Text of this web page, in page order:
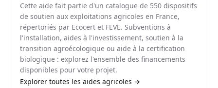
Cette aide fait partie d'un catalogue de 550 dispositifs
de soutien aux exploitations agricoles en France,
répertoriés par Ecocert et FEVE. Subventions à
l'installation, aides à l'investissement, soutien à la
transition agroécologique ou aide à la certification
biologique : explorez l'ensemble des financements
disponibles pour votre projet.
Explorer toutes les aides agricoles →